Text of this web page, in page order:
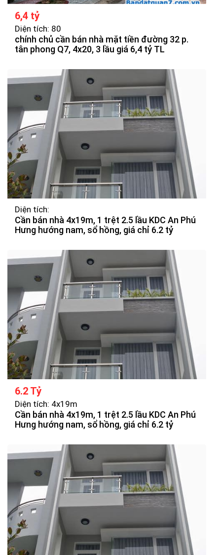
6,4 tỷ
Diện tích: 80
chính chủ cần bán nhà mặt tiền đường 32 p.
tân phong Q7, 4x20, 3 lầu giá 6,4 tỷ TL
Diện tích:
Cần bán nhà 4x19m, 1 trệt 2.5 lầu KDC An Phú
Hưng hướng nam, sổ hồng, giá chỉ 6.2 tỷ
6.2 Tỷ
Diện tích: 4x19m
Cần bán nhà 4x19m, 1 trệt 2.5 lầu KDC An Phú
Hưng hướng nam, sổ hồng, giá chỉ 6.2 tỷ